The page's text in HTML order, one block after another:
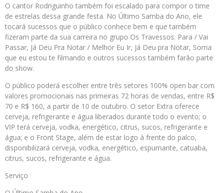
O cantor Rodriguinho também foi escalado para compor o time
de estrelas dessa grande festa. No Último Samba do Ano, ele
tocará sucessos que o público conhece bem e que também
fizeram parte da sua carreira no grupo Os Travessos. Para / Vai
Passar, Já Deu Pra Notar / Melhor Eu Ir, Já Deu pra Notar, Sorria
que eu estou te filmando e outros sucessos também farão parte
do show.
O público poderá escolher entre três setores 100% open bar com
valores promocionais nas primeiras 72 horas de vendas, entre R$
70 e R$ 160, a partir de 10 de outubro. O setor Extra oferece
cerveja, refrigerante e água liberados durante todo o evento; o
VIP terá cerveja, vodka, energético, citrus, sucos, refrigerante e
água; e o Front Stage, além de estar logo à frente do palco,
disponibilizará cerveja, vodka, energético, espumante, catuaba,
citrus, sucos, refrigerante e água.
Serviço